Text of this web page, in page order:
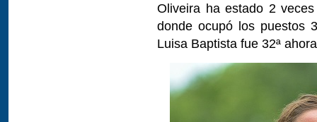
Oliveira ha estado 2
donde ocupó los puestos
Luisa Baptista fue 32ª